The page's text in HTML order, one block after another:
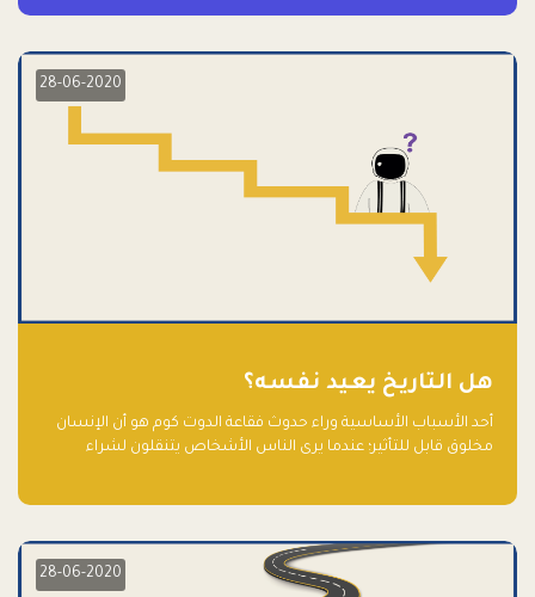
28-06-2020
هل التاريخ يعيد نفسه؟
أحد الأسباب الأساسية وراء حدوث فقاعة الدوت كوم هو أن الإنسان
مخلوق قابل للتأثير؛ عندما يرى الناس الأشخاص يتنقلون لشراء
28-06-2020